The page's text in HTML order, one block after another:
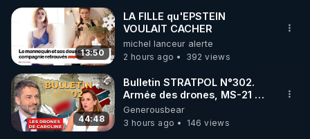
🌱 INSTAGRAM
https://www.instagram.com/rdlr_thierrycasasnovas/
http://rgnr.li/instagram
🌱 LA NEWSLETTER
Pour ne pas rater l’actualité RGNR (stages,
13:50
LA FILLE qu'EPSTEIN
VOULAIT CACHER
michel lanceur alerte
2 hours ago
392 views
44:48
Bulletin STRATPOL N°302.
Armée des drones, MS-21 en
série, missiles coréens.
07.08.2026.
Generousbear
3 hours ago
146 views